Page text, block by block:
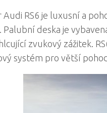
Audi RS6 je luxusní a
Palubní deska je
zvukový zážitek.
systém pro větší